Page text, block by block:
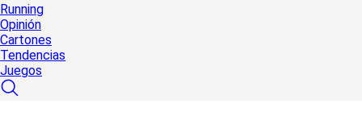
Running
Opinión
Cartones
Tendencias
Juegos